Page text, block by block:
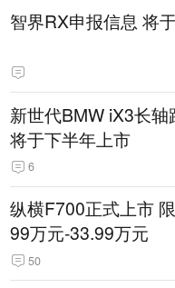
智界RX申报信息 将
新世代BMW iX3长轴
将于下半年上市
6
纵横F700正式上市
99万元-33.99万元
50